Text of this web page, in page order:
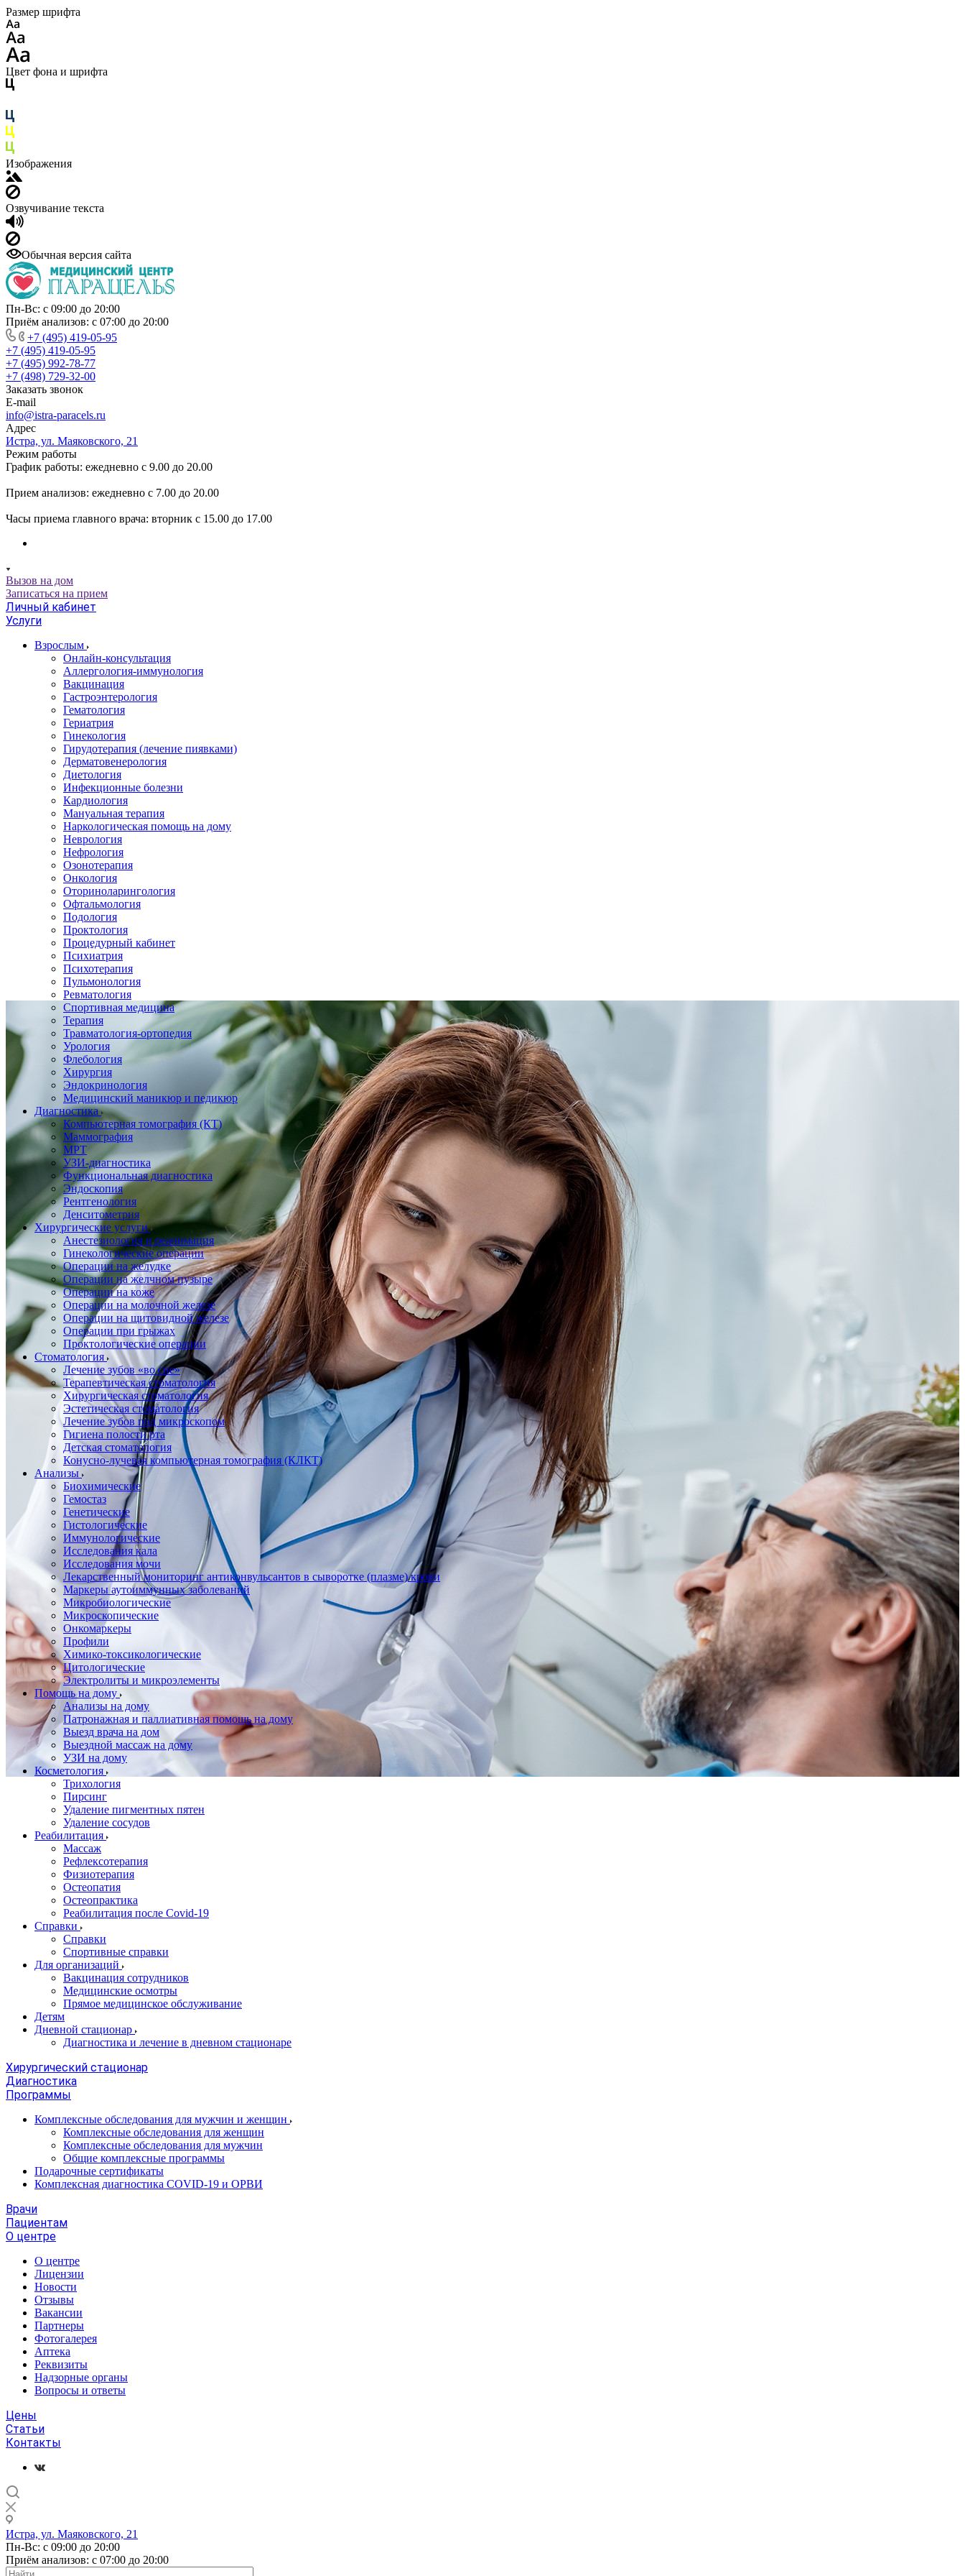
Размер шрифта
Цвет фона и шрифта
Изображения
Озвучивание текста
Обычная версия сайта
Пн-Вс: с 09:00 до 20:00
Приём анализов: с 07:00 до 20:00
+7 (495) 419-05-95
+7 (495) 419-05-95
+7 (495) 992-78-77
+7 (498) 729-32-00
Заказать звонок
E-mail
info@istra-paracels.ru
Адрес
Истра, ул. Маяковского, 21
Режим работы
График работы: ежедневно с 9.00 до 20.00
Прием анализов: ежедневно с 7.00 до 20.00
Часы приема главного врача: вторник с 15.00 до 17.00
Вызов на дом
Записаться на прием
Личный кабинет
Услуги
Взрослым
Онлайн-консультация
Аллергология-иммунология
Вакцинация
Гастроэнтерология
Гематология
Гериатрия
Гинекология
Гирудотерапия (лечение пиявками)
Дерматовенерология
Диетология
Инфекционные болезни
Кардиология
Мануальная терапия
Наркологическая помощь на дому
Неврология
Нефрология
Озонотерапия
Онкология
Оториноларингология
Офтальмология
Подология
Проктология
Процедурный кабинет
Психиатрия
Психотерапия
Пульмонология
Ревматология
Спортивная медицина
Терапия
Травматология-ортопедия
Урология
Флебология
Хирургия
Эндокринология
Медицинский маникюр и педикюр
Диагностика
Компьютерная томография (КТ)
Маммография
МРТ
УЗИ-диагностика
Функциональная диагностика
Эндоскопия
Рентгенология
Денситометрия
Хирургические услуги
Анестезиология и реанимация
Гинекологические операции
Операции на желудке
Операции на желчном пузыре
Операции на коже
Операции на молочной железе
Операции на щитовидной железе
Операции при грыжах
Проктологические операции
Стоматология
Лечение зубов «во сне»
Терапевтическая стоматология
Хирургическая стоматология
Эстетическая стоматология
Лечение зубов под микроскопом
Гигиена полости рта
Детская стоматология
Конусно-лучевая компьютерная томография (КЛКТ)
Анализы
Биохимические
Гемостаз
Генетические
Гистологические
Иммунологические
Исследования кала
Исследования мочи
Лекарственный мониторинг антиконвульсантов в сыворотке (плазме) крови
Маркеры аутоиммунных заболеваний
Микробиологические
Микроскопические
Онкомаркеры
Профили
Химико-токсикологические
Цитологические
Электролиты и микроэлементы
Помощь на дому
Анализы на дому
Патронажная и паллиативная помощь на дому
Выезд врача на дом
Выездной массаж на дому
УЗИ на дому
Косметология
Трихология
Пирсинг
Удаление пигментных пятен
Удаление сосудов
Реабилитация
Массаж
Рефлексотерапия
Физиотерапия
Остеопатия
Остеопрактика
Реабилитация после Covid-19
Справки
Справки
Спортивные справки
Для организаций
Вакцинация сотрудников
Медицинские осмотры
Прямое медицинское обслуживание
Детям
Дневной стационар
Диагностика и лечение в дневном стационаре
Хирургический стационар
Диагностика
Программы
Комплексные обследования для мужчин и женщин
Комплексные обследования для женщин
Комплексные обследования для мужчин
Общие комплексные программы
Подарочные сертификаты
Комплексная диагностика COVID-19 и ОРВИ
Врачи
Пациентам
О центре
О центре
Лицензии
Новости
Отзывы
Вакансии
Партнеры
Фотогалерея
Аптека
Реквизиты
Надзорные органы
Вопросы и ответы
Цены
Статьи
Контакты
Истра, ул. Маяковского, 21
Пн-Вс: с 09:00 до 20:00
Приём анализов: с 07:00 до 20:00